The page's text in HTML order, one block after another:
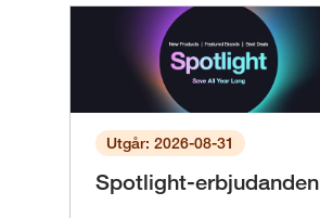
Utgår: 2026-08-31
Spotlight-erbjudanden